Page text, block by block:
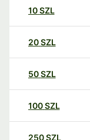
10SZL
20SZL
50SZL
100SZL
250SZL